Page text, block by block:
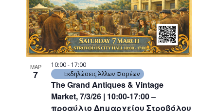
ΜΑΡ
7
The Grand Antiques & Vintage
Market, 7/3/26 | 10:00-17:00 –
προαύλιο Δημαρχείου Στροβόλου
10:00- 17:00
Εκδηλώσεις Άλλων Φορέων